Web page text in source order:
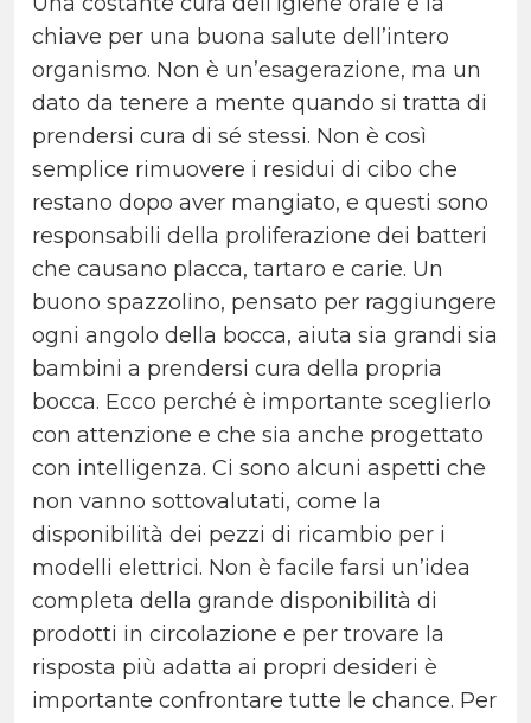
chiave per una buona salute dell’intero
organismo. Non è un’esagerazione, ma un
dato da tenere a mente quando si tratta di
prendersi cura di sé stessi. Non è così
semplice rimuovere i residui di cibo che
restano dopo aver mangiato, e questi sono
responsabili della proliferazione dei batteri
che causano placca, tartaro e carie. Un
buono spazzolino, pensato per raggiungere
ogni angolo della bocca, aiuta sia grandi sia
bambini a prendersi cura della propria
bocca. Ecco perché è importante sceglierlo
con attenzione e che sia anche progettato
con intelligenza. Ci sono alcuni aspetti che
non vanno sottovalutati, come la
disponibilità dei pezzi di ricambio per i
modelli elettrici. Non è facile farsi un’idea
completa della grande disponibilità di
prodotti in circolazione e per trovare la
risposta più adatta ai propri desideri è
importante confrontare tutte le chance. Per